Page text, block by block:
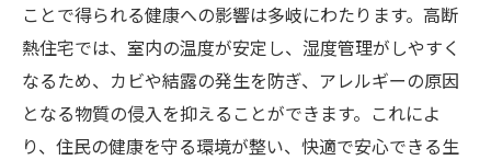
ことで得られる健康への影響は多岐にわたります。高断
熱住宅では、室内の温度が安定し、湿度管理がしやすく
なるため、カビや結露の発生を防ぎ、アレルギーの原因
となる物質の侵入を抑えることができます。これによ
り、住民の健康を守る環境が整い、快適で安心できる生